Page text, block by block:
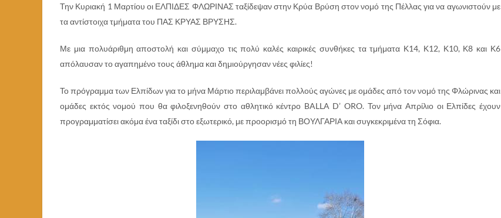
Την Κυριακή 1 Μαρτίου οι ΕΛΠΙΔΕΣ ΦΛΩΡΙΝΑΣ ταξίδεψαν στην Κρύα Βρύση στον νομό της Πέλλας για να αγωνιστούν με
τα αντίστοιχα τμήματα του ΠΑΣ ΚΡΥΑΣ ΒΡΥΣΗΣ.
Με μια πολυάριθμη αποστολή και σύμμαχο τις πολύ καλές καιρικές συνθήκες τα τμήματα Κ14, Κ12, Κ10, Κ8 και Κ6
απόλαυσαν το αγαπημένο τους άθλημα και δημιούργησαν νέες φιλίες!
Το πρόγραμμα των Ελπίδων για το μήνα Μάρτιο περιλαμβάνει πολλούς αγώνες με ομάδες από τον νομό της Φλώρινας και
ομάδες εκτός νομού που θα φιλοξενηθούν στο αθλητικό κέντρο BALLA D’ ORO. Τον μήνα Απρίλιο οι Ελπίδες έχουν
προγραμματίσει ακόμα ένα ταξίδι στο εξωτερικό, με προορισμό τη ΒΟΥΛΓΑΡΙΑ και συγκεκριμένα τη Σόφια.